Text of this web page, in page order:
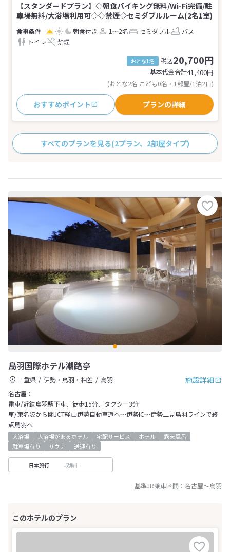
【スタンダードプラン】◇朝食バイキング無料/Wi-Fi完備/駐
車場無料/大浴場利用可◇◇禁煙◇セミダブルルーム(2名1室)
朝食付き 1～2名 セミダブル
バス
トイレ
禁煙
おとな1名 税込20,700円
基本代金合計41,400円
(おとな2名 こども0名・1部屋/1泊2日)
おすすめポイント プランの詳細
すべてのプランを見る(2プラン、2部屋タイプ)
鳥羽国際ホテル潮路亭
施設詳細
三重県 伊勢・鳥羽・相差
鳥羽
名古屋：
電車/近鉄鳥羽駅下車、徒歩15分、タクシー3分
車/東名阪から関JCT経由伊勢自動車道へ～伊勢IC～伊勢二見鳥羽ラインで終
点鳥羽へ
大浴場 大浴場があるホテル 宅配サービス ホテル
露天風呂
駐車場有り
サウナ 送迎有り
日本旅行 収集中
基準JR乗車区間： 名古屋～鳥羽